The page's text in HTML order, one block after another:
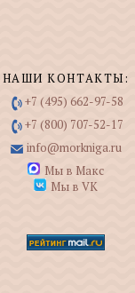
НАШИ КОНТАКТЫ:
+7 (495) 662-97-58
+7 (800) 707-52-17
info@morkniga.ru
Мы в Макс
Мы в VK